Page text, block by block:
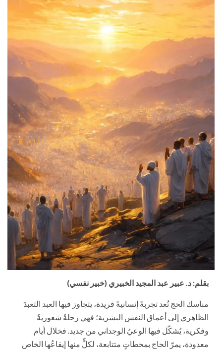
بقلم: د. عبير عبد المجيد الخبيري (خبير نفسي)
مناسك الحج تُعد تجربةً إنسانيةً فريدة، يتجاوز فيها العبد التعبدَ
الظاهري إلى أعماق النفس البشرية؛ فهي رحلةٌ شعوريةٌ
وفكرية، يُشكّل فيها الوعيُ الوجداني من جديد. فخلال أيام
معدودة، يمرّ الحاج بمحطاتٍ متتابعة، لكلٍّ منها إيقاعُها الخاص